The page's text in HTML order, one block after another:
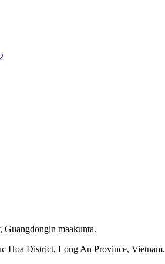
maakunta.
Hoa District, Long An Province, Vietnam.